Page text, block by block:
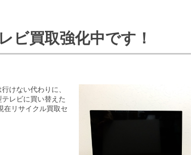
ビ買取強化中です！
けない代わりに、
レビに買い替えた
在リサイクル買取セ